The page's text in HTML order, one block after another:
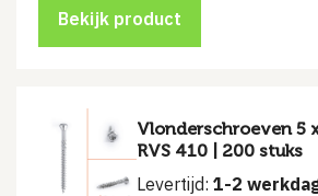
Bekijk product
Vlonderschroeven 5 x
RVS 410 | 200 stuks
Levertijd: 1-2